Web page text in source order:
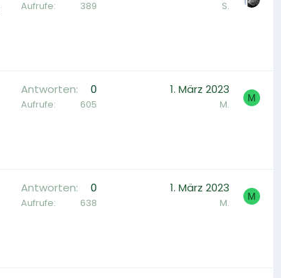
Aufrufe 389 S.
Antworten 0
Aufrufe 605
1. März 2023
M. M
Antworten 0
Aufrufe 638
1. März 2023
M. M